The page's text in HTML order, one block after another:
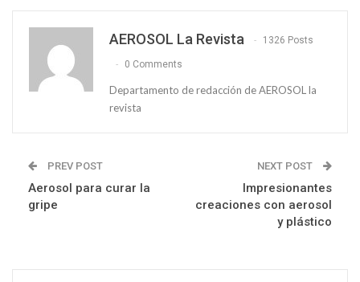
AEROSOL La Revista 1326 Posts
0 Comments
Departamento de redacción de AEROSOL la
revista
PREV POST
Aerosol para curar la
gripe
NEXT POST
Impresionantes
creaciones con aerosol
y plástico